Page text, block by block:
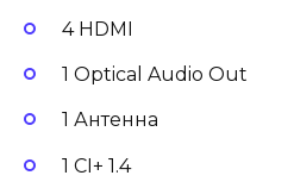
4 HDMI
1 Optical Audio Out
1 Антенна
1 CI+ 1.4